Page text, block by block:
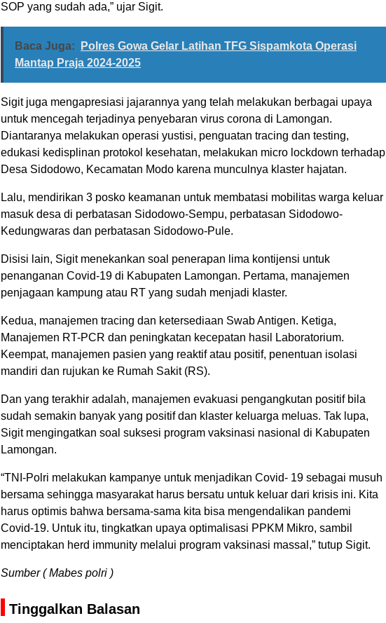
SOP yang sudah ada,” ujar Sigit.
Baca Juga:
Polres Gowa Gelar Latihan TFG Sispamkota Operasi
Mantap Praja 2024-2025
Sigit juga mengapresiasi jajarannya yang telah melakukan berbagai upaya
untuk mencegah terjadinya penyebaran virus corona di Lamongan.
Diantaranya melakukan operasi yustisi, penguatan tracing dan testing,
edukasi kedisplinan protokol kesehatan, melakukan micro lockdown terhadap
Desa Sidodowo, Kecamatan Modo karena munculnya klaster hajatan.
Lalu, mendirikan 3 posko keamanan untuk membatasi mobilitas warga keluar
masuk desa di perbatasan Sidodowo-Sempu, perbatasan Sidodowo-
Kedungwaras dan perbatasan Sidodowo-Pule.
Disisi lain, Sigit menekankan soal penerapan lima kontijensi untuk
penanganan Covid-19 di Kabupaten Lamongan. Pertama, manajemen
penjagaan kampung atau RT yang sudah menjadi klaster.
Kedua, manajemen tracing dan ketersediaan Swab Antigen. Ketiga,
Manajemen RT-PCR dan peningkatan kecepatan hasil Laboratorium.
Keempat, manajemen pasien yang reaktif atau positif, penentuan isolasi
mandiri dan rujukan ke Rumah Sakit (RS).
Dan yang terakhir adalah, manajemen evakuasi pengangkutan positif bila
sudah semakin banyak yang positif dan klaster keluarga meluas. Tak lupa,
Sigit mengingatkan soal suksesi program vaksinasi nasional di Kabupaten
Lamongan.
“TNI-Polri melakukan kampanye untuk menjadikan Covid- 19 sebagai musuh
bersama sehingga masyarakat harus bersatu untuk keluar dari krisis ini. Kita
harus optimis bahwa bersama-sama kita bisa mengendalikan pandemi
Covid-19. Untuk itu, tingkatkan upaya optimalisasi PPKM Mikro, sambil
menciptakan herd immunity melalui program vaksinasi massal,” tutup Sigit.
Sumber ( Mabes polri )
Tinggalkan Balasan